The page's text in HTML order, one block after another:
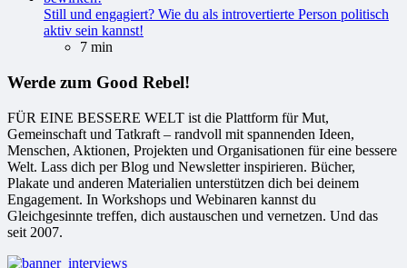
Still und engagiert? Wie du als introvertierte Person politisch
aktiv sein kannst!
7 min
Werde zum Good Rebel!
FÜR EINE BESSERE WELT ist die Plattform für Mut,
Gemeinschaft und Tatkraft – randvoll mit spannenden Ideen,
Menschen, Aktionen, Projekten und Organisationen für eine bessere
Welt. Lass dich per Blog und Newsletter inspirieren. Bücher,
Plakate und anderen Materialien unterstützen dich bei deinem
Engagement. In Workshops und Webinaren kannst du
Gleichgesinnte treffen, dich austauschen und vernetzen. Und das
seit 2007.